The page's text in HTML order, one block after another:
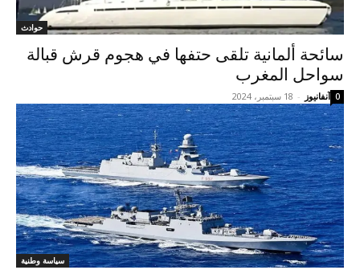
حوادث
سائحة ألمانية تلقى حتفها في هجوم قرش قبالة
سواحل المغرب
آنفانيوز - 18 سبتمبر، 2024 0
سياسة وطنية